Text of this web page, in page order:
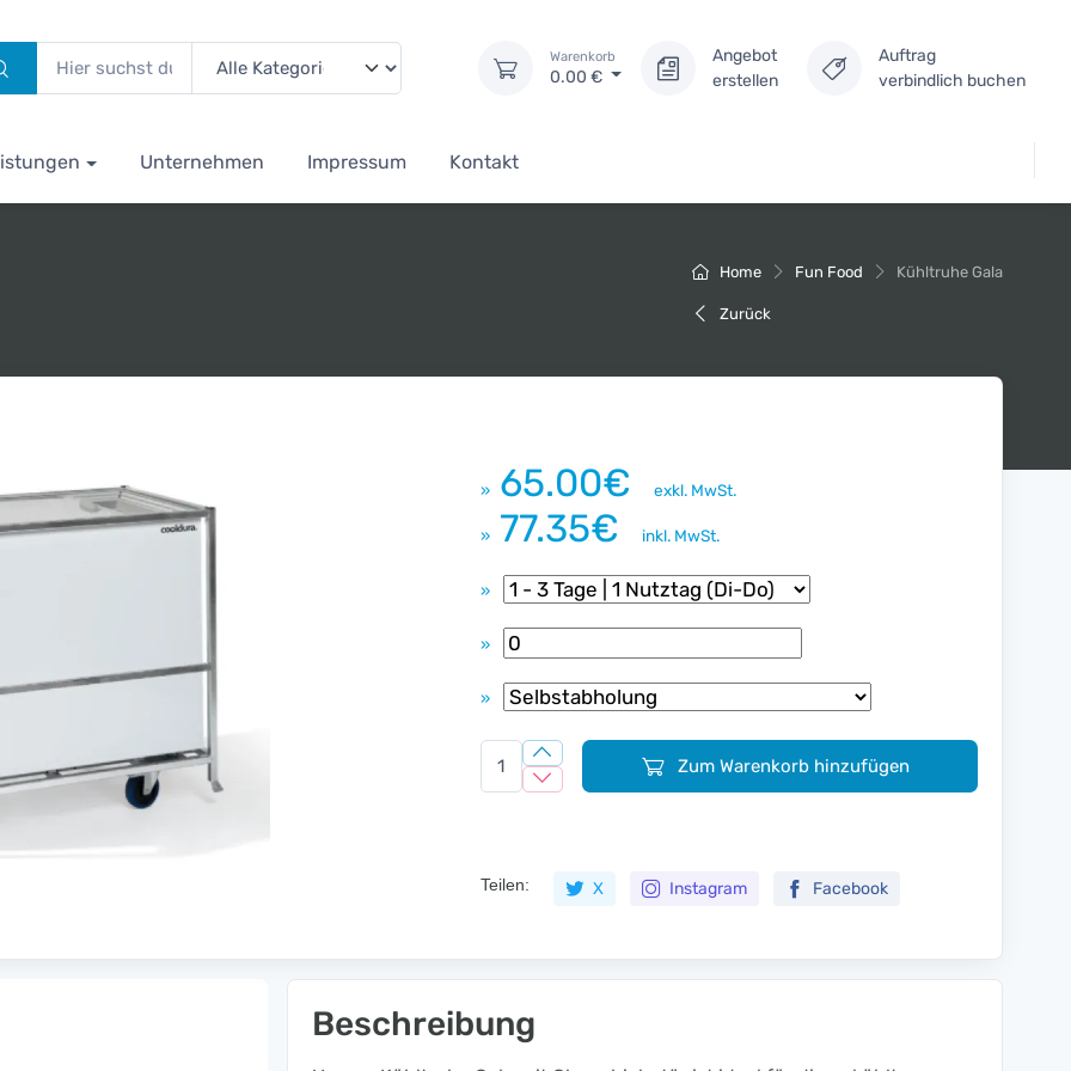
Warenkorb
0.00 €
Angebot
erstellen
Auftrag
verbindlich buchen
Unternehmen Impressum Kontakt
Home Fun Food Kühltruhe Gala
Zurück
» 65.00€ exkl. MwSt.
» 77.35€ inkl. MwSt.
»
»
»
Zum Warenkorb hinzufügen
Teilen: X Instagram Facebook
Beschreibung